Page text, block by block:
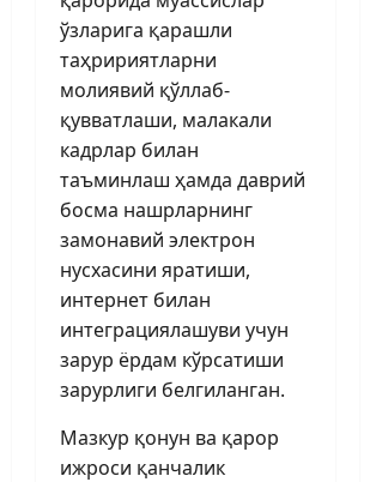
ўзларига қарашли
таҳририятларни
молиявий қўллаб-
қувватлаши, малакали
кадрлар билан
таъминлаш ҳамда даврий
босма нашрларнинг
замонавий электрон
нусхасини яратиши,
интернет билан
интеграциялашуви учун
зарур ёрдам кўрсатиши
зарурлиги белгиланган.
Мазкур қонун ва қарор
ижроси қанчалик